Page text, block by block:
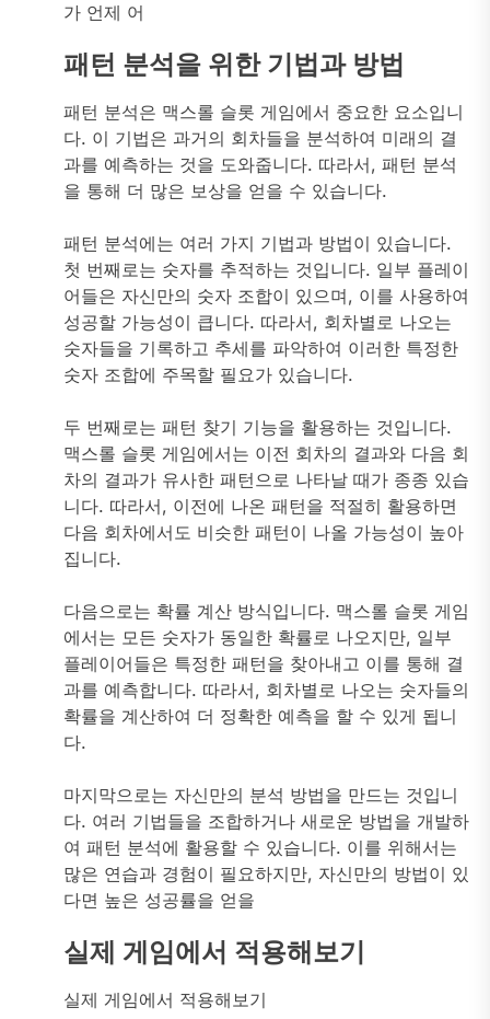
가 언제 어
패턴 분석을 위한 기법과 방법
패턴 분석은 맥스롤 슬롯 게임에서 중요한 요소입니
다. 이 기법은 과거의 회차들을 분석하여 미래의 결
과를 예측하는 것을 도와줍니다. 따라서, 패턴 분석
을 통해 더 많은 보상을 얻을 수 있습니다.
패턴 분석에는 여러 가지 기법과 방법이 있습니다.
첫 번째로는 숫자를 추적하는 것입니다. 일부 플레이
어들은 자신만의 숫자 조합이 있으며, 이를 사용하여
성공할 가능성이 큽니다. 따라서, 회차별로 나오는
숫자들을 기록하고 추세를 파악하여 이러한 특정한
숫자 조합에 주목할 필요가 있습니다.
두 번째로는 패턴 찾기 기능을 활용하는 것입니다.
맥스롤 슬롯 게임에서는 이전 회차의 결과와 다음 회
차의 결과가 유사한 패턴으로 나타날 때가 종종 있습
니다. 따라서, 이전에 나온 패턴을 적절히 활용하면
다음 회차에서도 비슷한 패턴이 나올 가능성이 높아
집니다.
다음으로는 확률 계산 방식입니다. 맥스롤 슬롯 게임
에서는 모든 숫자가 동일한 확률로 나오지만, 일부
플레이어들은 특정한 패턴을 찾아내고 이를 통해 결
과를 예측합니다. 따라서, 회차별로 나오는 숫자들의
확률을 계산하여 더 정확한 예측을 할 수 있게 됩니
다.
마지막으로는 자신만의 분석 방법을 만드는 것입니
다. 여러 기법들을 조합하거나 새로운 방법을 개발하
여 패턴 분석에 활용할 수 있습니다. 이를 위해서는
많은 연습과 경험이 필요하지만, 자신만의 방법이 있
다면 높은 성공률을 얻을
실제 게임에서 적용해보기
실제 게임에서 적용해보기